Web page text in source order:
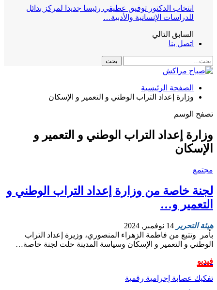
انتخاب الدكتور توفيق عطيفي رئيسا جديدا لمركز بدائل
للدراسات الإنسانية والأدبية…
السابق التالي
اتصل بنا
الصفحة الرئيسية
وزارة إعداد التراب الوطني و التعمير و الإسكان
تصفح الوسم
وزارة إعداد التراب الوطني و التعمير و
الإسكان
مجتمع
لجنة خاصة من وزارة إعداد التراب الوطني و
التعمير و…
هيئة التحرير 14 نوفمبر, 2024
بأمر وتتبع من فاطمة الزهراء المنصوري، وزيرة إعداد التراب
الوطني و التعمير و الإسكان وسياسة المدينة حلت لجنة خاصة…
فيديو
تفكيك عصابة إجرامية رقمية